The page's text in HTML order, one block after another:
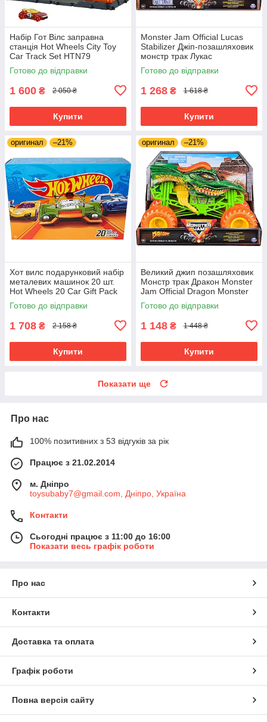
Набір Гот Вілс заправна
станція Hot Wheels City Toy
Car Track Set HTN79
Готово до відправки
1 600 ₴ 2 050 ₴
Купити
Monster Jam Official Lucas
Stabilizer Джіп-позашляховик
монстр трак Лукас
Стабілізатор Монстр Джем
1:24
Готово до відправки
1 268 ₴ 1 618 ₴
Купити
оригинал –21%
Хот вилс подарунковий набір
металевих машинок 20 шт.
Hot Wheels 20 Car Gift Pack
Mattel
Готово до відправки
1 708 ₴ 2 158 ₴
Купити
оригинал –21%
Великий джип позашляховик
Монстр трак Дракон Monster
Jam Official Dragon Monster
Truck1:24
Готово до відправки
1 148 ₴ 1 448 ₴
Купити
Показати ще
Про нас
100% позитивних з 53 відгуків за рік
Працює з 21.02.2014
м. Дніпро
toysubaby7@gmail.com, Дніпро, Україна
Контакти
Сьогодні працює з 11:00 до 16:00
Показати весь графік роботи
Про нас
Контакти
Доставка та оплата
Графік роботи
Повна версія сайту